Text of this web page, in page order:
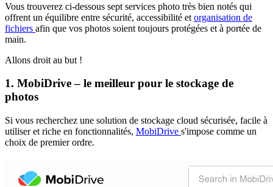
Vous trouverez ci-dessous sept services photo très bien notés qui
offrent un équilibre entre sécurité, accessibilité et organisation de
fichiers afin que vos photos soient toujours protégées et à portée de
main.
Allons droit au but !
1. MobiDrive – le meilleur pour le stockage de
photos
Si vous recherchez une solution de stockage cloud sécurisée, facile à
utiliser et riche en fonctionnalités, MobiDrive s'impose comme un
choix de premier ordre.